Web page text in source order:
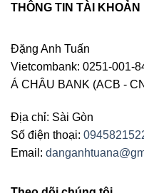
THÔNG TIN TÀI KHOẢN
Đặng Anh Tuấn
Vietcombank: 0251-001-
Á CHÂU BANK (ACB -
Địa chỉ: Sài Gòn
Số điện thoại:
Email: